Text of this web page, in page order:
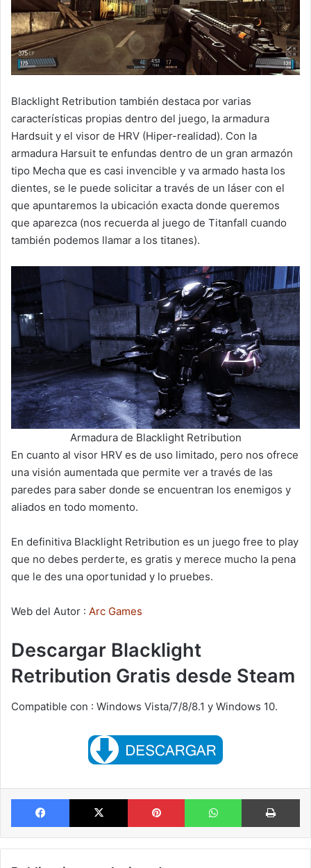
Blacklight Retribution también destaca por varias
características propias dentro del juego, la armadura
Hardsuit y el visor de HRV (Hiper-realidad). Con la
armadura Harsuit te enfundas dentro de un gran armazón
tipo Mecha que es casi invencible y va armado hasta los
dientes, se le puede solicitar a través de un láser con el
que apuntaremos la ubicación exacta donde queremos
que aparezca (nos recuerda al juego de Titanfall cuando
también podemos llamar a los titanes).
Armadura de Blacklight Retribution
En cuanto al visor HRV es de uso limitado, pero nos ofrece
una visión aumentada que permite ver a través de las
paredes para saber donde se encuentran los enemigos y
aliados en todo momento.
En definitiva Blacklight Retribution es un juego free to play
que no debes perderte, es gratis y merece mucho la pena
que le des una oportunidad y lo pruebes.
Web del Autor : Arc Games
Descargar Blacklight
Retribution Gratis desde Steam
Compatible con : Windows Vista/7/8/8.1 y Windows 10.
Facebook X Pinterest WhatsApp